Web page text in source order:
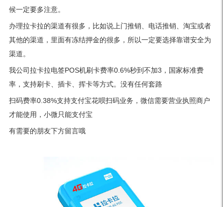
候一定要多注意。
办理拉卡拉的渠道有很多，比如说上门推销、电话推销、淘宝或者
其他的渠道，里面有冻结押金的很多，所以一定要选择靠谱安全为
渠道。
我公司拉卡拉电签POS机刷卡费率0.6%秒到不加3，国家标准费
率，支持刷卡、插卡、挥卡等方式。没有任何套路
扫码费率0.38%支持支付宝花呗扫码业务，微信需要营业执照商户
才能使用，小微只能支付宝
有需要的朋友下方留言哦